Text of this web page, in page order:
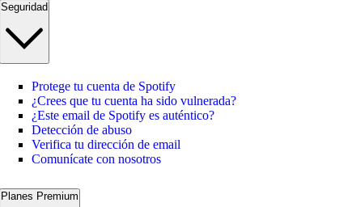
Seguridad
Protege tu cuenta de Spotify
¿Crees que tu cuenta ha sido vulnerada?
¿Este email de Spotify es auténtico?
Detección de abuso
Verifica tu dirección de email
Comunícate con nosotros
Planes Premium